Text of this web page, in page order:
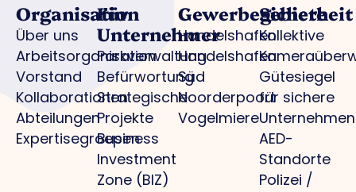
Organisation
Über uns
Arbeitsorganisation
Vorstand
Kollaborationen
Abteilungen
Expertisegroepen
Für
Unternehmer
Parkverwaltung
Befürwortung
Strategische
Projekte
Business
Investment
Zone (BIZ)
Gewerbegebiete
Handelshafen
Handelshafen
Süd
Noorderpoort
Vogelmiere
Sicherheit
Kollektive
Gütesiegel
für sichere
Unternehmen
AED-
Standorte
Polizei /